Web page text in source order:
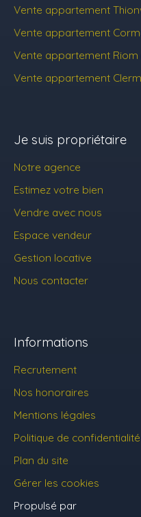
Vente appartement
Vente appartement
Vente appartement Riom
Vente appartement
Je suis propriétaire
Notre agence
Estimez votre bien
Vendre avec nous
Espace vendeur
Gestion locative
Nous contacter
Informations
Recrutement
Nos honoraires
Mentions légales
Politique de confidentialité
Plan du site
Gérer les cookies
Propulsé par